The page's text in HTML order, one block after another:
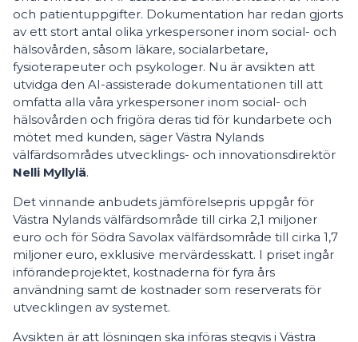
och patientuppgifter. Dokumentation har redan gjorts
av ett stort antal olika yrkespersoner inom social- och
hälsovården, såsom läkare, socialarbetare,
fysioterapeuter och psykologer. Nu är avsikten att
utvidga den AI-assisterade dokumentationen till att
omfatta alla våra yrkespersoner inom social- och
hälsovården och frigöra deras tid för kundarbete och
mötet med kunden, säger Västra Nylands
välfärdsområdes utvecklings- och innovationsdirektör
Nelli Myllylä.
Det vinnande anbudets jämförelsepris uppgår för
Västra Nylands välfärdsområde till cirka 2,1 miljoner
euro och för Södra Savolax välfärdsområde till cirka 1,7
miljoner euro, exklusive mervärdesskatt. I priset ingår
införandeprojektet, kostnaderna för fyra års
användning samt de kostnader som reserverats för
utvecklingen av systemet.
Avsikten är att lösningen ska införas stegvis i Västra